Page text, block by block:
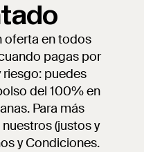
oferta en todos
pagas por
puedes
del 100% en
Para más
(justos y
y Condiciones.